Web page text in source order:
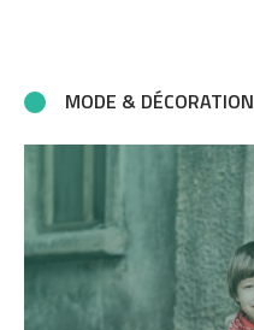
MODE & DÉCORATION